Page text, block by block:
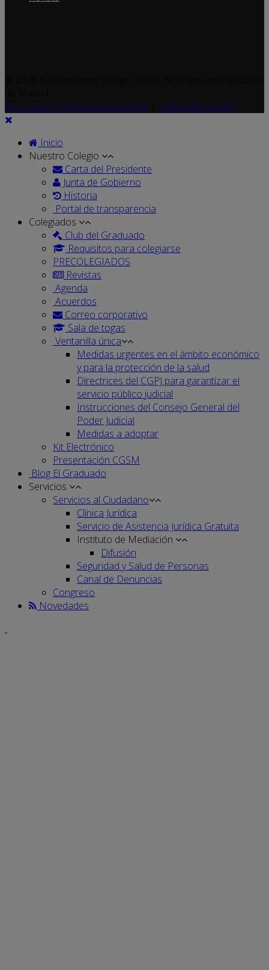
Aviso legal y Política de privacidad
Política de cookies
Inicio
Nuestro Colegio
Carta del Presidente
Junta de Gobierno
Historia
Portal de transparencia
Colegiados
Club del Graduado
Requisitos para colegiarse
PRECOLEGIADOS
Revistas
Agenda
Acuerdos
Correo corporativo
Sala de togas
Ventanilla única
Medidas urgentes en el ámbito económico
y para la protección de la salud
Directrices del CGPJ para garantizar el
servicio público judicial
Instrucciones del Consejo General del
Poder Judicial
Medidas a adoptar
Kit Electrónico
Presentación CGSM
Blog El Graduado
Servicios
Servicios al Ciudadano
Clínica Jurídica
Servicio de Asistencia Jurídica Gratuita
Instituto de Mediación
Difusión
Seguridad y Salud de Personas
Canal de Denuncias
Congreso
Novedades